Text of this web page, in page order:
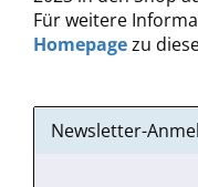
Für weitere
Homepagezu
Newsletter-